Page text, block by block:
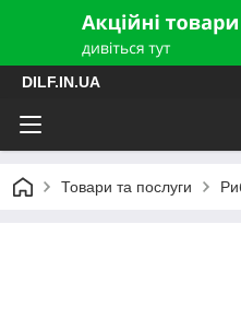
DILF.IN.UA
Товари та послуги